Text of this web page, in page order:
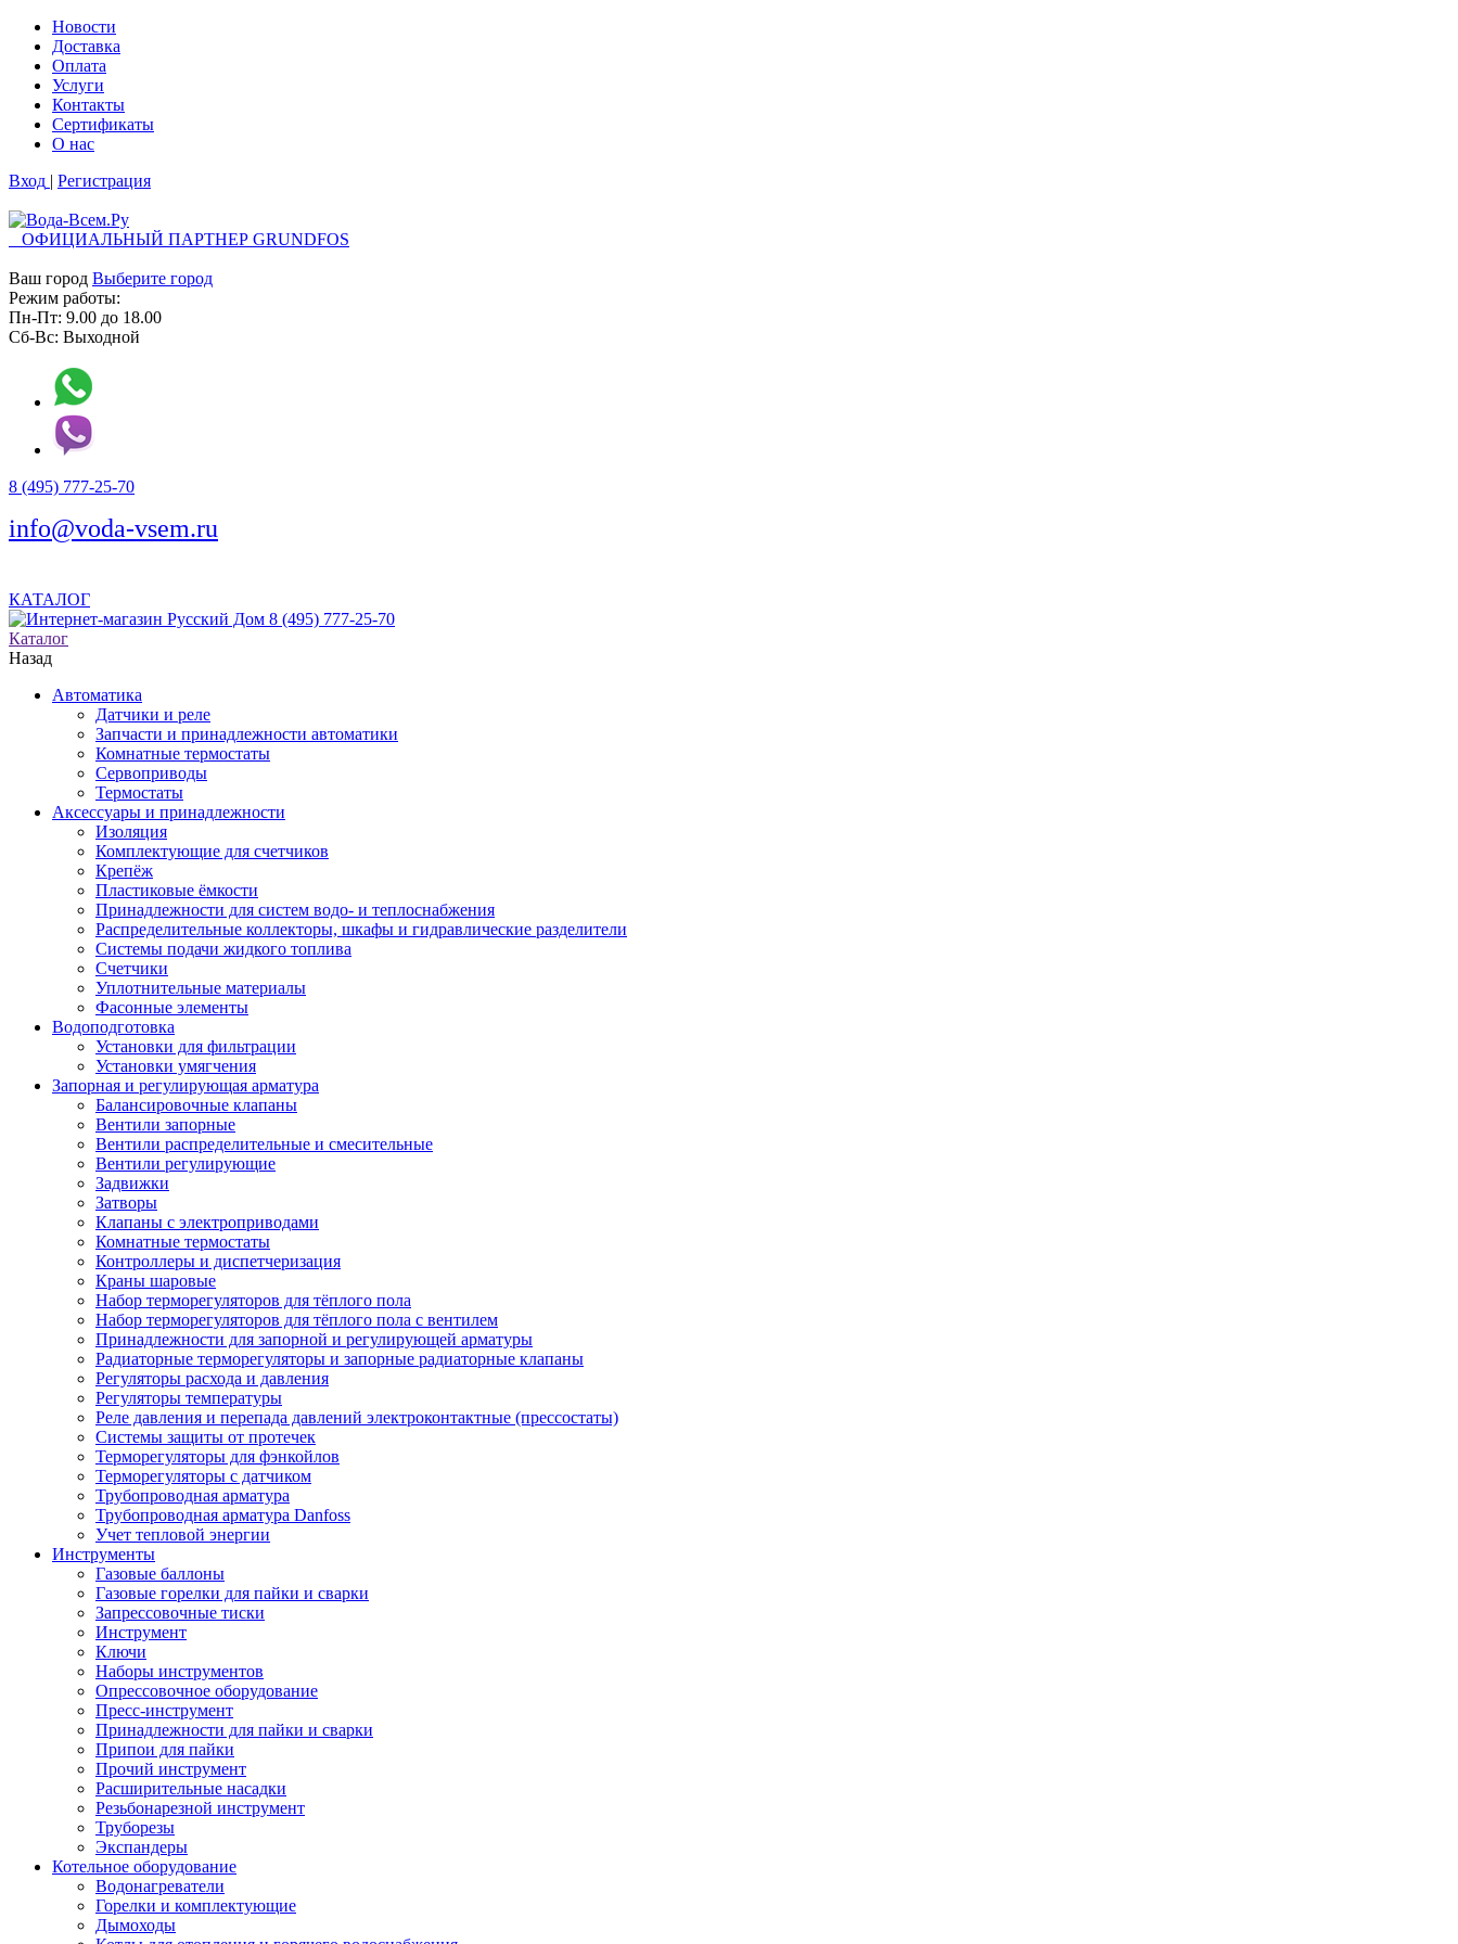
Новости
Доставка
Оплата
Услуги
Контакты
Cертификаты
О нас
Вход | Регистрация
ОФИЦИАЛЬНЫЙ ПАРТНЕР GRUNDFOS
Ваш город Выберите город
Режим работы:
Пн-Пт: 9.00 до 18.00
Сб-Вс: Выходной
8 (495) 777-25-70
info@voda-vsem.ru
КАТАЛОГ
8 (495) 777-25-70
Каталог
Назад
Автоматика
Датчики и реле
Запчасти и принадлежности автоматики
Комнатные термостаты
Сервоприводы
Термостаты
Аксессуары и принадлежности
Изоляция
Комплектующие для счетчиков
Крепёж
Пластиковые ёмкости
Принадлежности для систем водо- и теплоснабжения
Распределительные коллекторы, шкафы и гидравлические разделители
Системы подачи жидкого топлива
Счетчики
Уплотнительные материалы
Фасонные элементы
Водоподготовка
Установки для фильтрации
Установки умягчения
Запорная и регулирующая арматура
Балансировочные клапаны
Вентили запорные
Вентили распределительные и смесительные
Вентили регулирующие
Задвижки
Затворы
Клапаны с электроприводами
Комнатные термостаты
Контроллеры и диспетчеризация
Краны шаровые
Набор терморегуляторов для тёплого пола
Набор терморегуляторов для тёплого пола с вентилем
Принадлежности для запорной и регулирующей арматуры
Радиаторные терморегуляторы и запорные радиаторные клапаны
Регуляторы расхода и давления
Регуляторы температуры
Реле давления и перепада давлений электроконтактные (прессостаты)
Системы защиты от протечек
Терморегуляторы для фэнкойлов
Терморегуляторы с датчиком
Трубопроводная арматура
Трубопроводная арматура Danfoss
Учет тепловой энергии
Инструменты
Газовые баллоны
Газовые горелки для пайки и сварки
Запрессовочные тиски
Инструмент
Ключи
Наборы инструментов
Опрессовочное оборудование
Пресс-инструмент
Принадлежности для пайки и сварки
Припои для пайки
Прочий инструмент
Расширительные насадки
Резьбонарезной инструмент
Труборезы
Экспандеры
Котельное оборудование
Водонагреватели
Горелки и комплектующие
Дымоходы